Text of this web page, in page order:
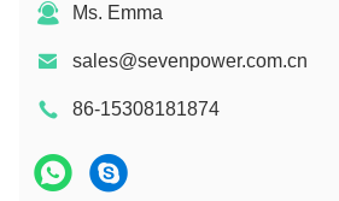
Ms. Emma
sales@sevenpower.com.cn
86-15308181874